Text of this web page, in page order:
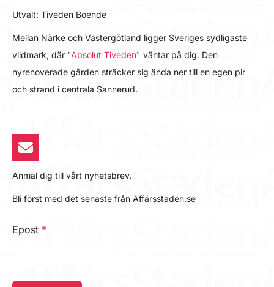
Utvalt: Tiveden Boende
Mellan Närke och Västergötland ligger Sveriges sydligaste
vildmark, där "Absolut Tiveden" väntar på dig. Den
nyrenoverade gården sträcker sig ända ner till en egen pir
och strand i centrala Sannerud.
Anmäl dig till vårt nyhetsbrev.
Bli först med det senaste från Affärsstaden.se
Epost *